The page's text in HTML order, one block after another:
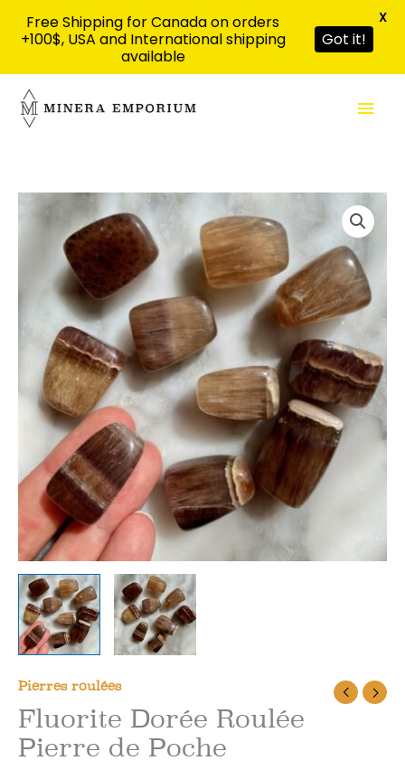
contenu
Pierres roulées
Fluorite Dorée Roulée
Pierre de Poche
Free Shipping for Canada on orders
+100$, USA and International shipping
available
Got it!
X